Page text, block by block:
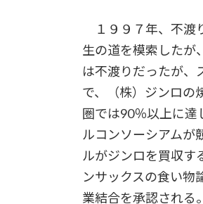
１９９７年、不渡
生の道を模索したが
は不渡りだったが、
で、（株）ジンロの
圏では90％以上に
ルコンソーシアムが
ルがジンロを買収す
ンサックスの食い物
業結合を承認される。